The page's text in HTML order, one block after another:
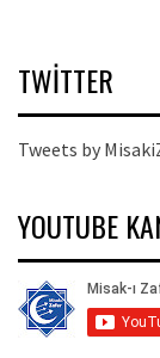
TWITTER
Tweets by
YOUTUBE